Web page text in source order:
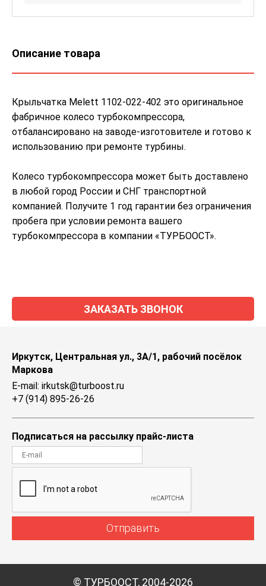
Описание товара
Крыльчатка Melett 1102-022-402 это оригинальное
фабричное колесо турбокомпрессора,
отбалансировано на заводе-изготовителе и готово к
использованию при ремонте турбины.
Колесо турбокомпрессора может быть доставлено
в любой город России и СНГ транспортной
компанией. Получите 1 год гарантии без ограничения
пробега при условии ремонта вашего
турбокомпрессора в компании «ТУРБООСТ».
ЗАКАЗАТЬ ЗВОНОК
Иркутск, Центральная ул., 3А/1, рабочий посёлок
Маркова
E-mail: irkutsk@turboost.ru
+7 (914) 895-26-26
Подписаться на рассылку прайс-листа
Отправить
© ТУРБООСТ, 2004-2026